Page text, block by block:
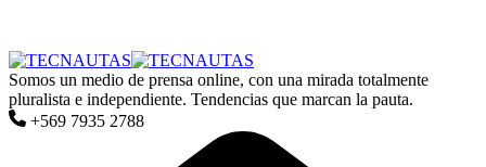
Somos un medio de prensa online, con una mirada totalmente
pluralista e independiente. Tendencias que marcan la pauta.
+569 7935 2788